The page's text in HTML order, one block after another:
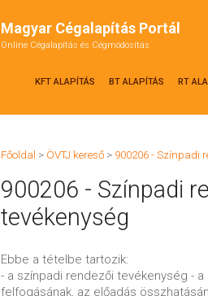
Magyar Cégalapítás Portál
Online Cégalapítás és Cégmódosítás
KFT ALAPÍTÁS BT ALAPÍTÁS RT
Főoldal > ÖVTJ kereső > 900206 - Színpadi
900206 - Színpadi
tevékenység
Ebbe a tételbe tartozik:
- a színpadi rendezői tevékenység -
felfogásának, az előadás